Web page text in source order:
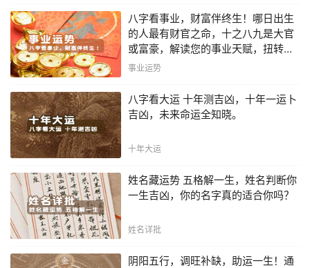
八字看事业，财富伴终生！哪日出生
的人最有财官之命，十之八九是大官
或富豪，解读您的事业天赋，扭转当
下不利困局！！
事业运势
八字看大运 十年测吉凶，十年一运卜
吉凶，未来命运全知晓。
十年大运
姓名藏运势 五格解一生，姓名判断你
一生吉凶，你的名字真的适合你吗？
姓名详批
阴阳五行，调旺补缺，助运一生！通